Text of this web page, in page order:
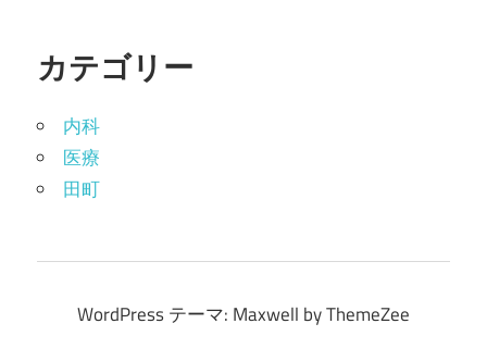
カテゴリー
内科
医療
田町
WordPress テーマ: Maxwell by ThemeZee